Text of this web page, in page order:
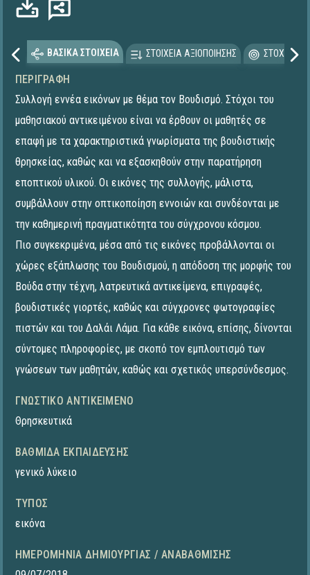
ΒΑΣΙΚΑ ΣΤΟΙΧΕΙΑ ΣΤΟΙΧΕΙΑ ΑΞΙΟΠΟΙΗΣΗΣ
ΠΕΡΙΓΡΑΦΉ
Συλλογή εννέα εικόνων με θέμα τον Βουδισμό. Στόχοι του
μαθησιακού αντικειμένου είναι να έρθουν οι μαθητές σε
επαφή με τα χαρακτηριστικά γνωρίσματα της βουδιστικής
θρησκείας, καθώς και να εξασκηθούν στην παρατήρηση
εποπτικού υλικού. Οι εικόνες της συλλογής, μάλιστα,
συμβάλλουν στην οπτικοποίηση εννοιών και συνδέονται με
την καθημερινή πραγματικότητα του σύγχρονου κόσμου.
Πιο συγκεκριμένα, μέσα από τις εικόνες προβάλλονται οι
χώρες εξάπλωσης του Βουδισμού, η απόδοση της μορφής του
Βούδα στην τέχνη, λατρευτικά αντικείμενα, επιγραφές,
βουδιστικές γιορτές, καθώς και σύγχρονες φωτογραφίες
πιστών και του Δαλάι Λάμα. Για κάθε εικόνα, επίσης, δίνονται
σύντομες πληροφορίες, με σκοπό τον εμπλουτισμό των
γνώσεων των μαθητών, καθώς και σχετικός υπερσύνδεσμος.
ΓΝΩΣΤΙΚΌ ΑΝΤΙΚΕΊΜΕΝΟ
Θρησκευτικά
ΒΑΘΜΊΔΑ ΕΚΠΑΊΔΕΥΣΗΣ
γενικό λύκειο
ΤΎΠΟΣ
εικόνα
ΗΜΕΡΟΜΗΝΊΑ ΔΗΜΙΟΥΡΓΊΑΣ / ΑΝΑΒΆΘΜΙΣΗΣ